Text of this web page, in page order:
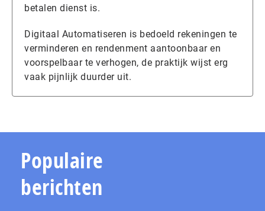
betalen dienst is.
Digitaal Automatiseren is bedoeld rekeningen te
verminderen en rendenment aantoonbaar en
voorspelbaar te verhogen, de praktijk wijst erg
vaak pijnlijk duurder uit.
Populaire
berichten